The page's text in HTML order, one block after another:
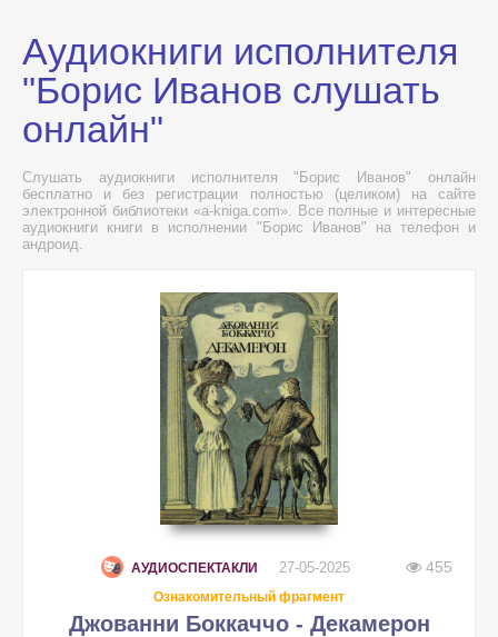
Аудиокниги исполнителя
"Борис Иванов слушать
онлайн"
Слушать аудиокниги исполнителя "Борис Иванов" онлайн
бесплатно и без регистрации полностью (целиком) на сайте
электронной библиотеки «a-kniga.com». Все полные и интересные
аудиокниги книги в исполнении "Борис Иванов" на телефон и
андроид.
АУДИОСПЕКТАКЛИ 27-05-2025 455
Ознакомительный фрагмент
Джованни Боккаччо - Декамерон